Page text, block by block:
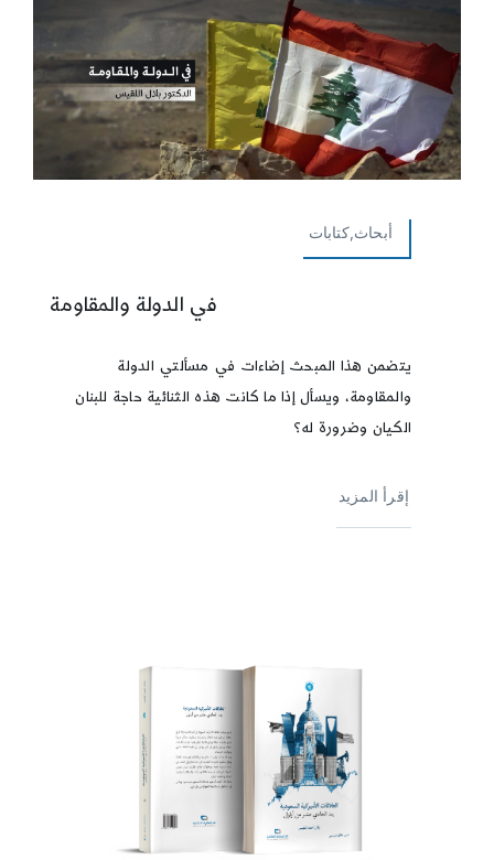
أبحاث,كتابات
في الدولة والمقاومة
يتضمن هذا المبحث إضاءات في مسألتي الدولة
والمقاومة، ويسأل إذا ما كانت هذه الثنائية حاجة للبنان
الكيان وضرورة له؟
إقرأ المزيد